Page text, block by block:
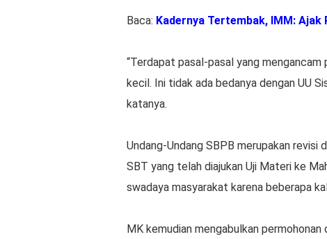
Baca: Kadernya Tertembak, IMM:
“Terdapat pasal-pasal yang
kecil. Ini tidak ada bedanya dengan UU
katanya.
Undang-Undang SBPB merupakan revisi
SBT yang telah diajukan Uji Materi ke
swadaya masyarakat karena beberapa
MK kemudian mengabulkan